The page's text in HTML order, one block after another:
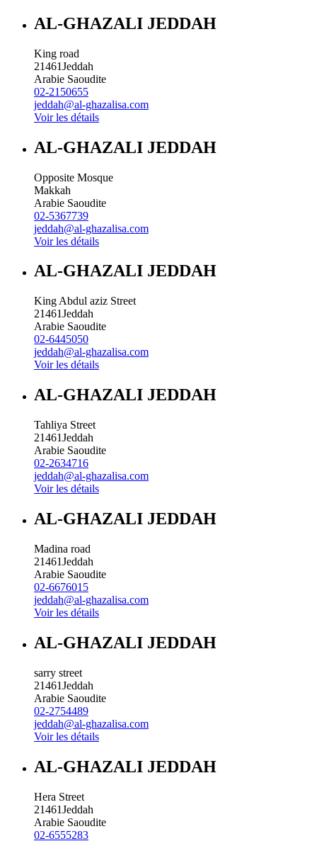
AL-GHAZALI JEDDAH
King road
21461Jeddah
Arabie Saoudite
02-2150655
jeddah@al-ghazalisa.com
Voir les détails
AL-GHAZALI JEDDAH
Opposite Mosque
Makkah
Arabie Saoudite
02-5367739
jeddah@al-ghazalisa.com
Voir les détails
AL-GHAZALI JEDDAH
King Abdul aziz Street
21461Jeddah
Arabie Saoudite
02-6445050
jeddah@al-ghazalisa.com
Voir les détails
AL-GHAZALI JEDDAH
Tahliya Street
21461Jeddah
Arabie Saoudite
02-2634716
jeddah@al-ghazalisa.com
Voir les détails
AL-GHAZALI JEDDAH
Madina road
21461Jeddah
Arabie Saoudite
02-6676015
jeddah@al-ghazalisa.com
Voir les détails
AL-GHAZALI JEDDAH
sarry street
21461Jeddah
Arabie Saoudite
02-2754489
jeddah@al-ghazalisa.com
Voir les détails
AL-GHAZALI JEDDAH
Hera Street
21461Jeddah
Arabie Saoudite
02-6555283